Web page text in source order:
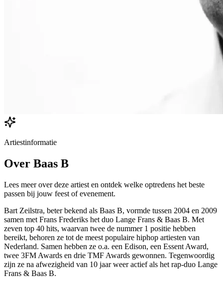
Artiestinformatie
Over Baas B
Lees meer over deze artiest en ontdek welke optredens het beste
passen bij jouw feest of evenement.
Bart Zeilstra, beter bekend als Baas B, vormde tussen 2004 en 2009
samen met Frans Frederiks het duo Lange Frans & Baas B. Met
zeven top 40 hits, waarvan twee de nummer 1 positie hebben
bereikt, behoren ze tot de meest populaire hiphop artiesten van
Nederland. Samen hebben ze o.a. een Edison, een Essent Award,
twee 3FM Awards en drie TMF Awards gewonnen. Tegenwoordig
zijn ze na afwezigheid van 10 jaar weer actief als het rap-duo Lange
Frans & Baas B.